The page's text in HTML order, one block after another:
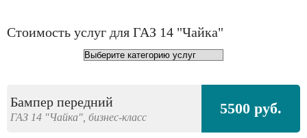
Стоимость услуг для ГАЗ 14 "Чайка"
Бампер передний
ГАЗ 14 "Чайка", бизнес-класс 5500 руб.